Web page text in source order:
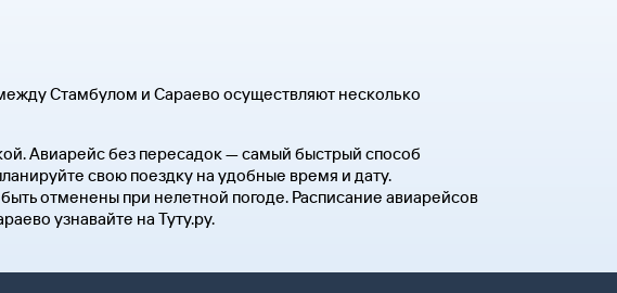
Стамбулом и Сараево осуществляют несколько
Авиарейс без пересадок — самый быстрый способ
свою поездку на удобные время и дату.
отменены при нелетной погоде. Расписание авиарейсов
узнавайте на Туту.ру.